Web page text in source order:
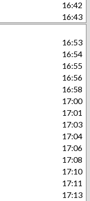
16:42
16:43
16:53
16:54
16:55
16:56
16:58
17:00
17:01
17:03
17:04
17:06
17:08
17:10
17:11
17:13